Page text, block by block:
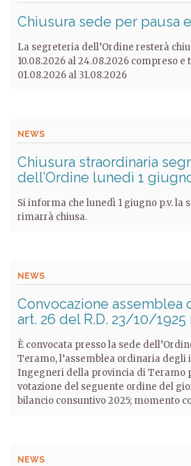
Chiusura sede per pausa
La segreteria dell’Ordine resterà
10.08.2026 al 24.08.2026 compreso
01.08.2026 al 31.08.2026
NEWS
Chiusura straordinaria
dell’Ordine lunedì 1
Si informa che lunedì 1 giugno p.v. la
rimarrà chiusa.
NEWS
Convocazione assemblea
art. 26 del R.D. 23/10/1925
È convocata presso la sede
Teramo, l’assemblea ordinaria degli
Ingegneri della provincia di Teramo
votazione del seguente ordine del
bilancio consuntivo 2025; momento
NEWS